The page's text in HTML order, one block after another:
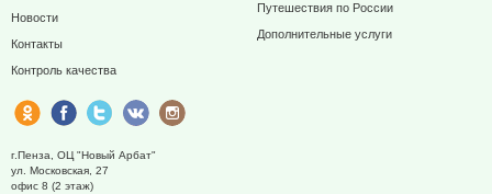
Новости
Контакты
Контроль качества
Путешествия по России
Дополнительные услуги
г.Пенза, ОЦ "Новый Арбат"
ул. Московская, 27
офис 8 (2 этаж)